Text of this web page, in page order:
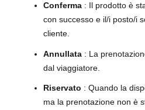
Conferma : Il prodotto è
con successo e il/i posto/i
cliente.
Annullata : La
dal viaggiatore.
Riservato : Quando la
ma la prenotazione non è